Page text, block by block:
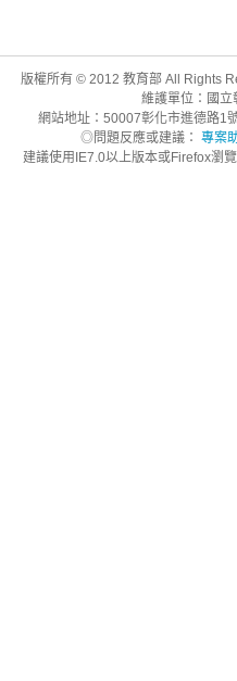
版權所有 © 2012 教育部 All Rights
維護單位：國
網站地址：50007彰化市進德路1
◎問題反應或建議： 專案
建議使用IE7.0以上版本或Firefox瀏